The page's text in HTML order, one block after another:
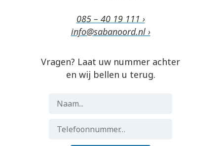
085 – 40 19 111 ›
info@sabanoord.nl ›
Vragen? Laat uw nummer achter
en wij bellen u terug.